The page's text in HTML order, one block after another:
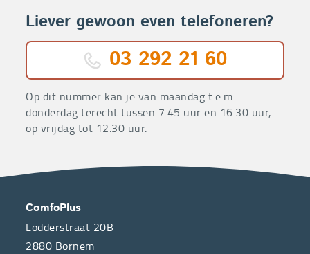
Liever gewoon even telefoneren?
03 292 21 60
Op dit nummer kan je van maandag t.e.m.
donderdag terecht tussen 7.45 uur en 16.30 uur,
op vrijdag tot 12.30 uur.
OVER
ONS
CONTACT
ComfoPlus
Lodderstraat 20B
2880 Bornem